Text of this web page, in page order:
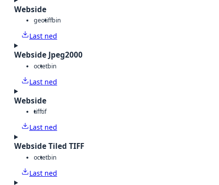
Webside
geotiffbin
Last ned
Webside Jpeg2000
octetbin
Last ned
Webside
tifftif
Last ned
Webside Tiled TIFF
octetbin
Last ned